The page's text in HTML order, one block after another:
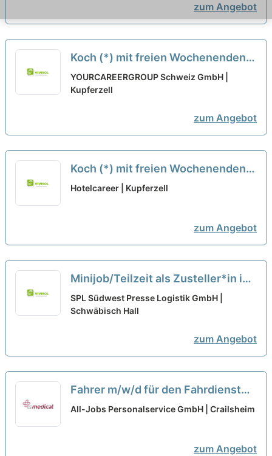
zum Angebot
Koch (*) mit freien Wochenenden
in Kupferzell bei Genuss &
Harmonie Gastronomie GmbH
YOURCAREERGROUP Schweiz GmbH |
Kupferzell
zum Angebot
Koch (*) mit freien Wochenenden
in Kupferzell bei Genuss &
Hotelcareer | Kupferzell
zum Angebot
Minijob/Teilzeit als Zusteller*in im
Großraum Schwäbisch Hall neu
SPL Südwest Presse Logistik GmbH |
Schwäbisch Hall
zum Angebot
Fahrer m/w/d für den Fahrdienst
auf Minijob Basis neu
All-Jobs Personalservice GmbH | Crailsheim
zum Angebot